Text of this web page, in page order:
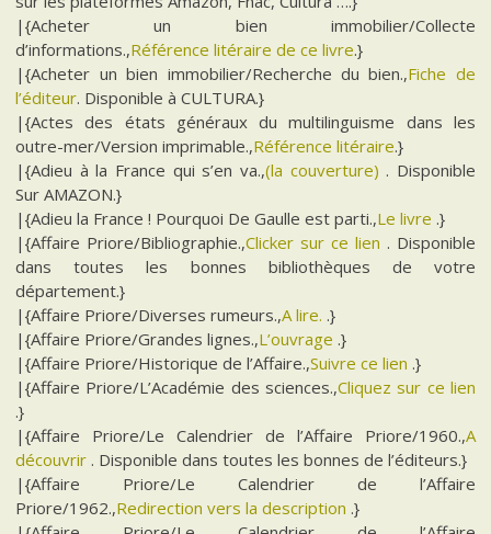
|{Acheter un bien immobilier/Collecte
d’informations.,Référence litéraire de ce livre.}
|{Acheter un bien immobilier/Recherche du bien.,Fiche de
l’éditeur. Disponible à CULTURA.}
|{Actes des états généraux du multilinguisme dans les
outre-mer/Version imprimable.,Référence litéraire.}
|{Adieu à la France qui s’en va.,(la couverture) . Disponible
Sur AMAZON.}
|{Adieu la France ! Pourquoi De Gaulle est parti.,Le livre .}
|{Affaire Priore/Bibliographie.,Clicker sur ce lien . Disponible
dans toutes les bonnes bibliothèques de votre
département.}
|{Affaire Priore/Diverses rumeurs.,A lire. .}
|{Affaire Priore/Grandes lignes.,L’ouvrage .}
|{Affaire Priore/Historique de l’Affaire.,Suivre ce lien .}
|{Affaire Priore/L’Académie des sciences.,Cliquez sur ce lien
.}
|{Affaire Priore/Le Calendrier de l’Affaire Priore/1960.,A
découvrir . Disponible dans toutes les bonnes de l’éditeurs.}
|{Affaire Priore/Le Calendrier de l’Affaire
Priore/1962.,Redirection vers la description .}